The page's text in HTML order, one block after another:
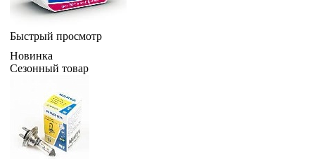
Быстрый просмотр
Новинка
Сезонный товар